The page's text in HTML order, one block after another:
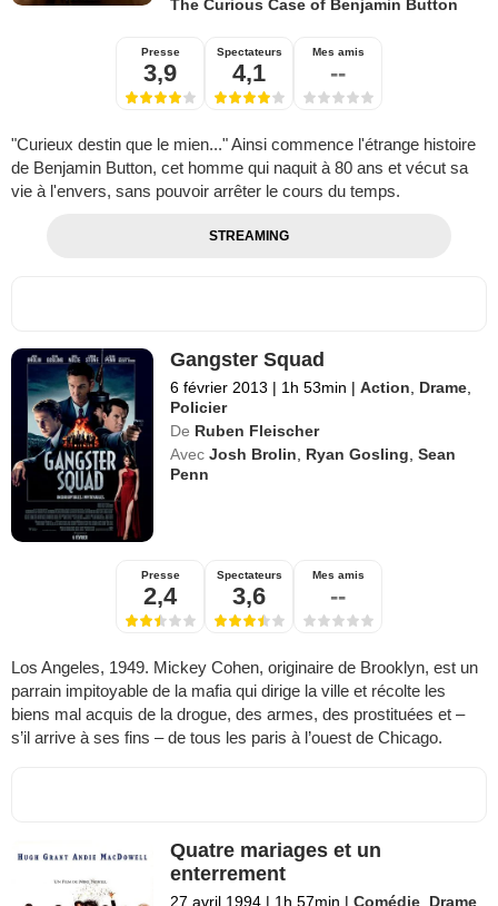
The Curious Case of Benjamin Button
Presse
3,9
Spectateurs
4,1
Mes amis
--
"Curieux destin que le mien..." Ainsi commence l'étrange histoire
de Benjamin Button, cet homme qui naquit à 80 ans et vécut sa
vie à l'envers, sans pouvoir arrêter le cours du temps.
STREAMING
Gangster Squad
6 février 2013 | 1h 53min | Action, Drame,
Policier
De Ruben Fleischer
Avec Josh Brolin, Ryan Gosling,Sean
Penn
Presse
2,4
Spectateurs
3,6
Mes amis
--
Los Angeles, 1949. Mickey Cohen, originaire de Brooklyn, est un
parrain impitoyable de la mafia qui dirige la ville et récolte les
biens mal acquis de la drogue, des armes, des prostituées et –
s’il arrive à ses fins – de tous les paris à l’ouest de Chicago.
Quatre mariages et un
enterrement
27 avril 1994 | 1h 57min | Comédie Drame